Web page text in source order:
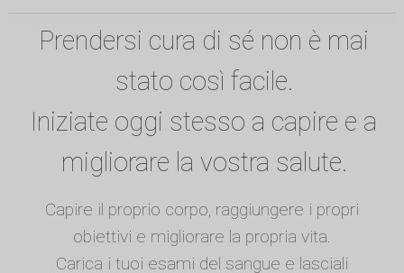
Prendersi cura di sé non è mai
stato così facile.
Iniziate oggi stesso a capire e a
migliorare la vostra salute.
Capire il proprio corpo, raggiungere i propri
obiettivi e migliorare la propria vita.
Carica i tuoi esami del sangue e lasciali